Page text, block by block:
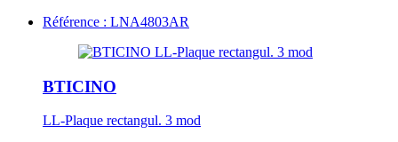
Référence : LNA4803AR
BTICINO
LL-Plaque rectangul. 3 mod